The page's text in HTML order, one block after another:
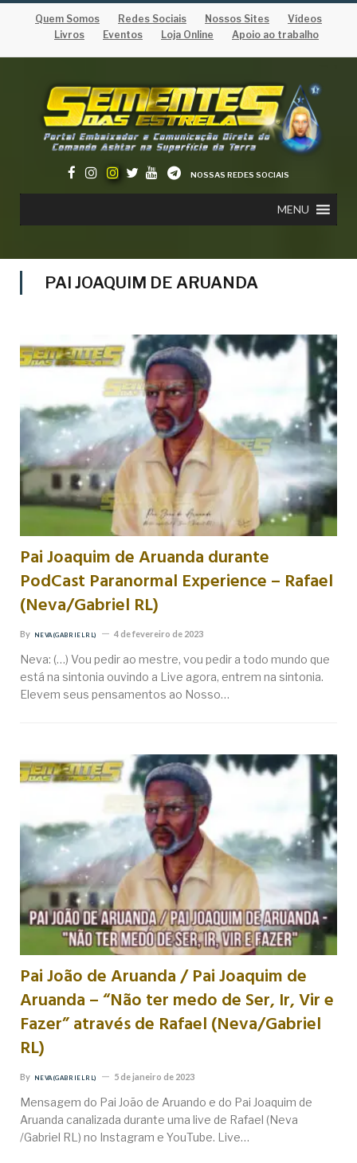
Quem Somos Redes Sociais Nossos Sites
Vídeos
Livros
Eventos Loja Online Apoio ao trabalho
NOSSAS REDES SOCIAIS
MENU
PAI JOAQUIM DE ARUANDA
Pai Joaquim de Aruanda durante
PodCast Paranormal Experience – Rafael
(Neva/Gabriel RL)
By NEVA (GABRIEL RL) 4 de fevereiro de 2023
Neva: (…) Vou pedir ao mestre, vou pedir a todo mundo que
está na sintonia ouvindo a Live agora, entrem na sintonia.
Elevem seus pensamentos ao Nosso…
Pai João de Aruanda / Pai Joaquim de
Aruanda – “Não ter medo de Ser, Ir, Vir e
Fazer” através de Rafael (Neva/Gabriel
RL)
By NEVA (GABRIEL RL) 5 de janeiro de 2023
Mensagem do Pai João de Aruando e do Pai Joaquim de
Aruanda canalizada durante uma live de Rafael (Neva
/Gabriel RL) no Instagram e YouTube. Live…